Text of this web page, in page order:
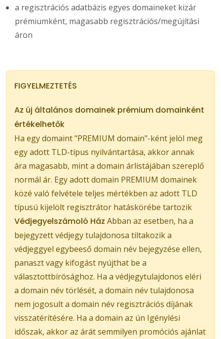
a regisztrációs adatbázis egyes domaineket kizár
prémiumként, magasabb regisztrációs/megújítási
áron
FIGYELMEZTETÉS
Az új általános domainek prémium domainként
értékelhetők
Ha egy domaint "PREMIUM domain"-ként jelöl meg
egy adott TLD-típus nyilvántartása, akkor annak
ára magasabb, mint a domain árlistájában szereplő
normál ár. Egy adott domain PREMIUM domainek
közé való felvétele teljes mértékben az adott TLD
típusú kijelölt regisztrátor hatáskörébe tartozik
Védjegyelszámoló Ház Abban az esetben, ha a
bejegyzett védjegy tulajdonosa tiltakozik a
védjeggyel egybeeső domain név bejegyzése ellen,
panaszt vagy kifogást nyújthat be a
választottbírósághoz. Ha a védjegytulajdonos eléri
a domain név törlését, a domain név tulajdonosa
nem jogosult a domain név regisztrációs díjának
visszatérítésére. Ha a domain az ún Igénylési
időszak, akkor az árát semmilyen promóciós ajánlat